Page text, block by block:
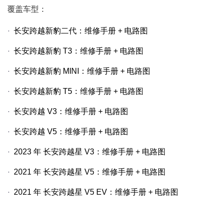
覆盖车型：
· 长安跨越新豹二代：维修手册 + 电路图
· 长安跨越新豹 T3 ：维修手册 + 电路图
· 长安跨越新豹 MINI ：维修手册 + 电路图
· 长安跨越新豹 T5 ：维修手册 + 电路图
· 长安跨越 V3 ：维修手册 + 电路图
· 长安跨越 V5 ：维修手册 + 电路图
· 2023 年 长安跨越星 V3 ：维修手册 + 电路图
· 2021 年 长安跨越星 V5 ：维修手册 + 电路图
· 2021 年 长安跨越星 V5 EV ：维修手册 + 电路图